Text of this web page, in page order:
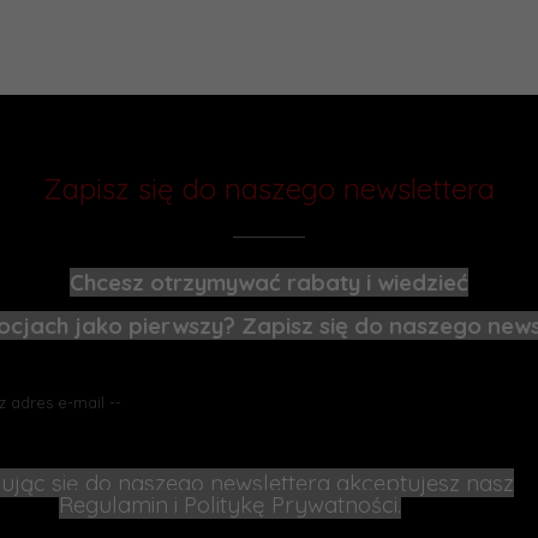
Zapisz się do naszego newslettera
Chcesz otrzymywać rabaty i wiedzieć
jako pierwszy? Zapisz się do naszego
się do naszego newslettera akceptujesz nasz
Regulamin i Politykę Prywatności.